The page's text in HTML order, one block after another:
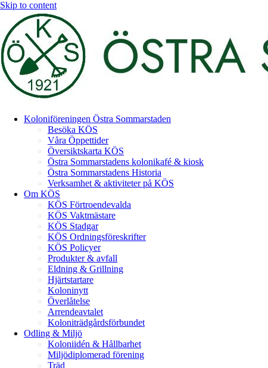
Skip to content
Koloniföreningen Östra Sommarstaden
Besöka KÖS
Våra Öppettider
Översiktskarta KÖS
Östra Sommarstadens kolonikafé & kiosk
Östra Sommarstadens Historia
Verksamhet & aktiviteter på KÖS
Om KÖS
KÖS Förtroendevalda
KÖS Vaktmästare
KÖS Stadgar
KÖS Ordningsföreskrifter
KÖS Policyer
Produkter & avfall
Eldning & Grillning
Hjärtstartare
Koloninytt
Överlåtelse
Arrendeavtalet
Koloniträdgårdsförbundet
Odling & Miljö
Koloniidén & Hållbarhet
Miljödiplomerad förening
Träd